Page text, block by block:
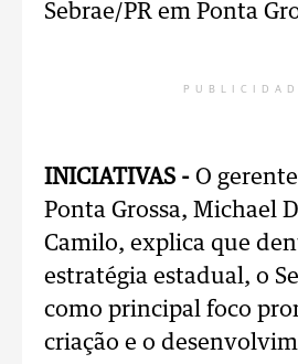
Sebrae/PR em Ponta
INICIATIVAS - O
Ponta Grossa, Michael
Camilo, explica que
estratégia estadual, o
como principal foco
criação e o